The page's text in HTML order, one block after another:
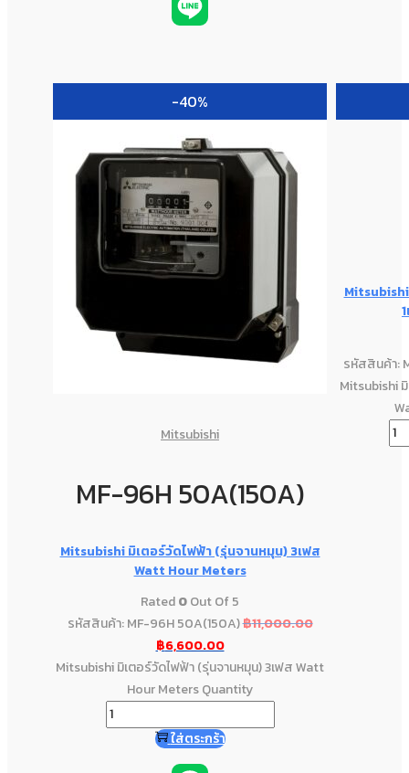
-40%
Mitsubishi
MF-96H 50A(150A)
Mitsubishi มิเตอร์วัดไฟฟ้า (รุ่นจานหมุน) 3เฟส
Watt Hour Meters
Rated0Out Of 5
รหัสสินค้า: MF-96H 50A(150A)฿11,000.00
฿6,600.00
Mitsubishi มิเตอร์วัดไฟฟ้า (รุ่นจานหมุน) 3เฟส Watt
Hour Meters Quantity
ใส่ตระกร้า
รหัสสินค้า:
Mitsubishi